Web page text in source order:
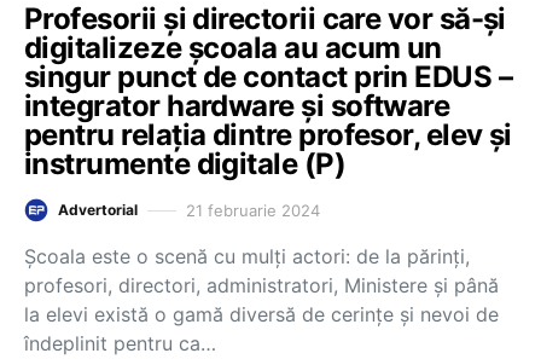
Profesorii și directorii care vor să-și
digitalizeze școala au acum un
singur punct de contact prin EDUS –
integrator hardware și software
pentru relația dintre profesor, elev și
instrumente digitale (P)
Advertorial 21 februarie 2024
Școala este o scenă cu mulți actori: de la părinți,
profesori, directori, administratori, Ministere și până
la elevi există o gamă diversă de cerințe și nevoi de
îndeplinit pentru ca…